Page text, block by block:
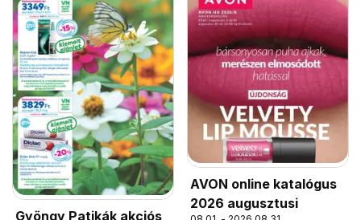
Gyöngy Patikák akciós
AVON online katalógus
2026 augusztusi